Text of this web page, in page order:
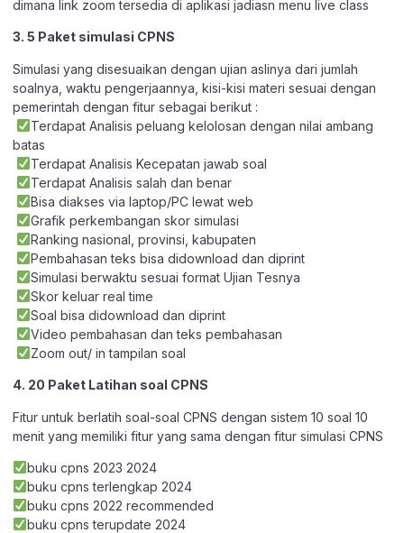
dimana link zoom tersedia di aplikasi jadiasn menu live class
3. 5 Paket simulasi CPNS
Simulasi yang disesuaikan dengan ujian aslinya dari jumlah
soalnya, waktu pengerjaannya, kisi-kisi materi sesuai dengan
pemerintah dengan fitur sebagai berikut :
Terdapat Analisis peluang kelolosan dengan nilai ambang
batas
Terdapat Analisis Kecepatan jawab soal
Terdapat Analisis salah dan benar
Bisa diakses via laptop/PC lewat web
Grafik perkembangan skor simulasi
Ranking nasional, provinsi, kabupaten
Pembahasan teks bisa didownload dan diprint
Simulasi berwaktu sesuai format Ujian Tesnya
Skor keluar real time
Soal bisa didownload dan diprint
Video pembahasan dan teks pembahasan
Zoom out/ in tampilan soal
4. 20 Paket Latihan soal CPNS
Fitur untuk berlatih soal-soal CPNS dengan sistem 10 soal 10
menit yang memiliki fitur yang sama dengan fitur simulasi CPNS
buku cpns 2023 2024
buku cpns terlengkap 2024
buku cpns 2022 recommended
buku cpns terupdate 2024